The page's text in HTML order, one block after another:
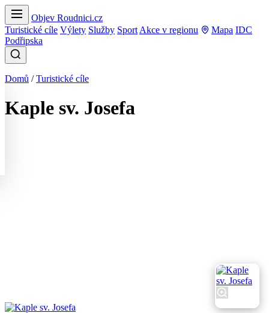
Objev Roudnici.cz
Turistické cíle Výlety Služby Sport Akce v regionu Mapa IDC
Podřipska
Domů /Turistické cíle
Kaple sv. Josefa